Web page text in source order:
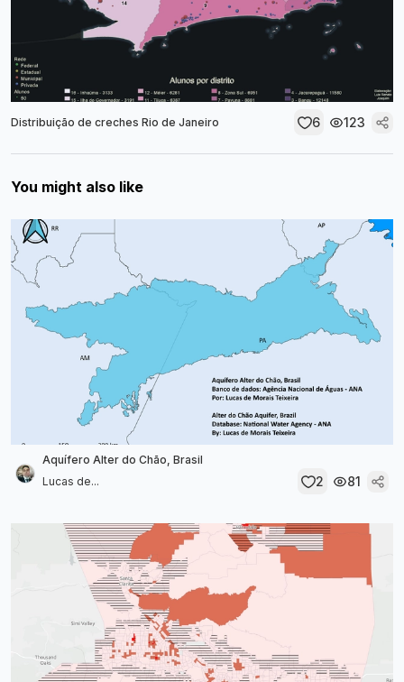
Distribuição de creches Rio de Janeiro 6 123
You might also like
Aquífero Alter do Chão, Brasil
Lucas de...
2 81